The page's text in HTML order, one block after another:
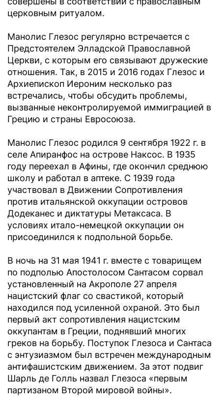
церковным ритуалом.
Манолис Глезос регулярно встречается с
Предстоятелем Элладской Православной
Церкви, с которым его связывают дружеские
отношения. Так, в 2015 и 2016 годах Глезос и
Архиепископ Иероним несколько раз
встречались, чтобы обсудить проблемы,
вызванные неконтролируемой иммиграцией в
Грецию и страны Евросоюза.
Манолис Глезос родился 9 сентября 1922 г. в
селе Апиранфос на острове Наксос. В 1935
году переехал в Афины, где окончил среднюю
школу и работал в аптеке. С 1939 года
участвовал в Движении Сопротивления
против итальянской оккупации островов
Додеканес и диктатуры Метаксаса. В
условиях итало-немецкой оккупации он
присоединился к подпольной борьбе.
В ночь на 31 мая 1941 г. вместе с товарищем
по подполью Апостолосом Сантасом сорвал
установленный на Акрополе 27 апреля
нацистский флаг со свастикой, который
находился под усиленной охраной. Это был
первый акт сопротивления нацистским
оккупантам в Греции, поднявший многих
греков на борьбу. Поступок Глезоса и Сантаса
с энтузиазмом был встречен международным
антифашистским движением. За этот подвиг
Шарль де Голль назвал Глезоса «первым
партизаном Второй мировой войны».